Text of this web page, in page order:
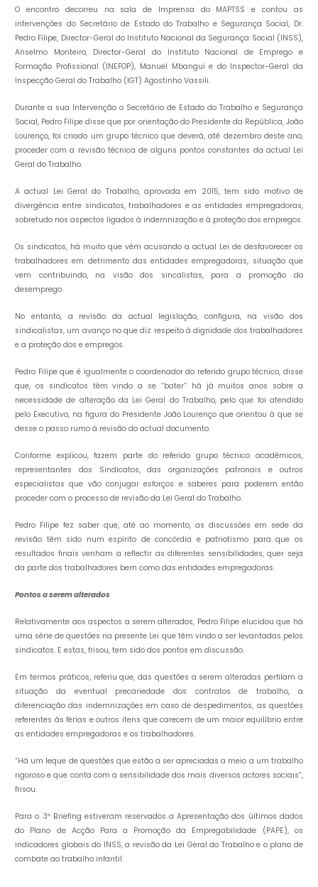
O encontro decorreu na sala de Imprensa do MAPTSS e contou as
intervenções do Secretário de Estado do Trabalho e Segurança Social, Dr.
Pedro Filipe, Director-Geral do Instituto Nacional da Segurança Social (INSS),
Anselmo Monteiro, Director-Geral do Instituto Nacional de Emprego e
Formação Profissional (INEFOP), Manuel Mbangui e do Inspector-Geral da
Inspecção Geral do Trabalho (IGT) Agostinho Vassili.
Durante a sua Intervenção o Secretário de Estado do Trabalho e Segurança
Social, Pedro Filipe disse que por orientação do Presidente da República, João
Lourenço, foi criado um grupo técnico que deverá, até dezembro deste ano,
proceder com a revisão técnica de alguns pontos constantes da actual Lei
Geral do Trabalho.
A actual Lei Geral do Trabalho, aprovada em 2015, tem sido motivo de
divergência entre sindicatos, trabalhadores e as entidades empregadoras,
sobretudo nos aspectos ligados à indemnização e à proteção dos empregos.
Os sindicatos, há muito que vêm acusando a actual Lei de desfavorecer os
trabalhadores em detrimento das entidades empregadoras, situação que
vem contribuindo, na visão dos sincalistas, para a promoção do
desemprego.
No entanto, a revisão da actual legislação, configura, na visão dos
sindicalistas, um avanço no que diz respeito à dignidade dos trabalhadores
e a proteção dos e empregos.
Pedro Filipe que é igualmente o coordenador do referido grupo técnico, disse
que, os sindicatos têm vindo a se “bater” há já muitos anos sobre a
necessidade de alteração da Lei Geral do Trabalho, pelo que foi atendido
pelo Executivo, na figura do Presidente João Lourenço que orientou à que se
desse o passo rumo à revisão do actual documento.
Conforme explicou, fazem parte do referido grupo técnico acadêmicos,
representantes dos Sindicatos, das organizações patronais e outros
especialistas que vão conjugar esforços e saberes para poderem então
proceder com o processo de revisão da Lei Geral do Trabalho.
Pedro Filipe fez saber que, até ao momento, as discussões em sede da
revisão têm sido num espírito de concórdia e patriotismo para que os
resultados finais venham a reflectir as diferentes sensibilidades, quer seja
da parte dos trabalhadores bem como das entidades empregadoras.
Pontos a serem alterados
Relativamente aos aspectos a serem alterados, Pedro Filipe elucidou que há
uma série de questões na presente Lei que têm vindo a ser levantadas pelos
sindicatos. E estas, frisou, tem sido dos pontos em discussão.
Em termos práticos, referiu que, das questões a serem alteradas perfilam a
situação da eventual precariedade dos contratos de trabalho, a
diferenciação das indemnizações em caso de despedimentos, as questões
referentes às férias e outros itens que carecem de um maior equilíbrio entre
as entidades empregadoras e os trabalhadores.
“Há um leque de questões que estão a ser apreciadas a meio a um trabalho
rigoroso e que conta com a sensibilidade dos mais diversos actores sociais”,
frisou.
Para o 3º Briefing estiveram reservados a Apresentação dos últimos dados
do Plano de Acção Para a Promoção da Empregabilidade (PAPE), os
indicadores globais do INSS, a revisão da Lei Geral do Trabalho e o plano de
combate ao trabalho infantil.